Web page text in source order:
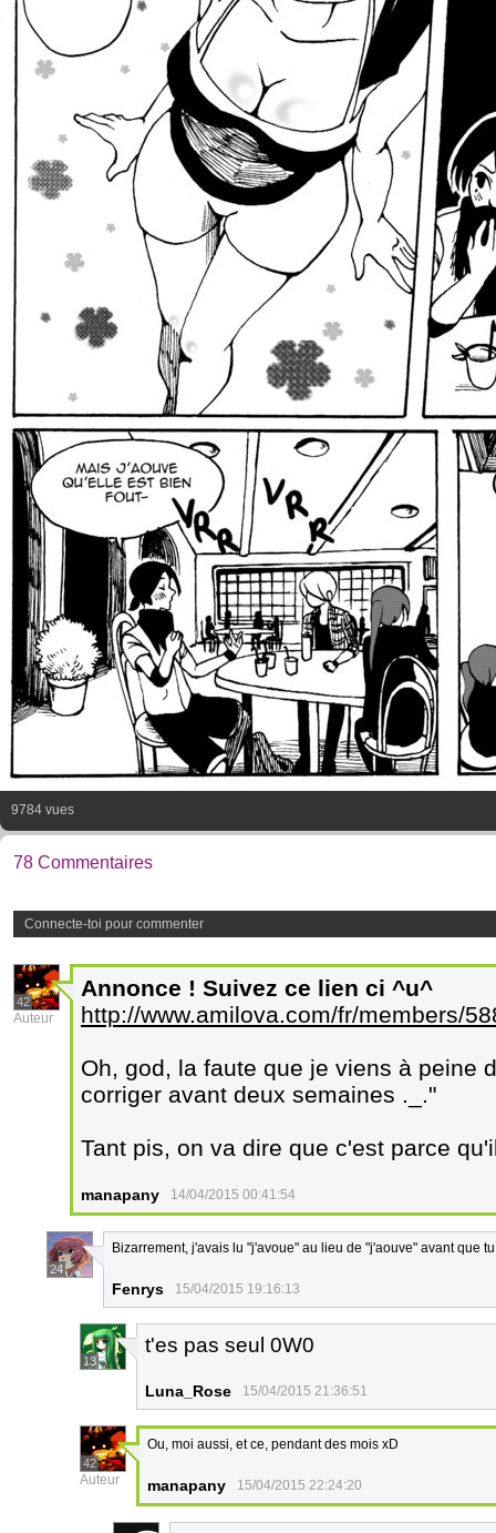
9784 vues
78 Commentaires
Connecte-toi pour commenter
42
Auteur
Annonce ! Suivez ce lien ci ^u^
http://www.amilova.com/fr/members/
Oh, god, la faute que je viens à peine
corriger avant deux semaines ._."
Tant pis, on va dire que c'est parce
manapany 14/04/2015 00:41:54
24
Bizarrement, j'avais lu "j'avoue" au lieu de "j'aouve" avant que
Fenrys 15/04/2015 19:16:13
13
t'es pas seul 0W0
Luna_Rose 15/04/2015 21:36:51
42
Auteur
Ou, moi aussi, et ce, pendant des mois xD
manapany 15/04/2015 22:24:20